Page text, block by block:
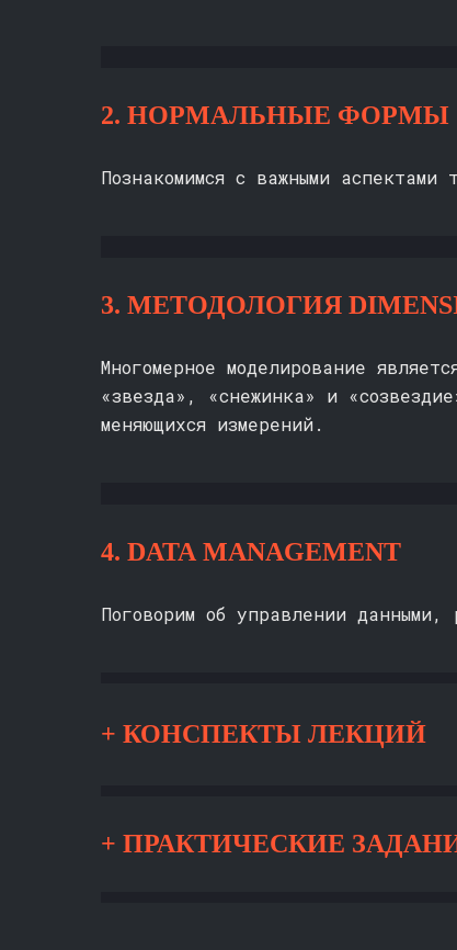
2. НОРМАЛЬНЫЕ ФОРМЫ
Познакомимся с важными
3. МЕТОДОЛОГИЯ
Многомерное моделирование
«звезда», «снежинка» и
меняющихся измерений.
4. DATA MANAGEMENT
Поговорим об управлении
+ КОНСПЕКТЫ ЛЕКЦИЙ
+ ПРАКТИЧЕСКИЕ
ПОЯВИЛИСЬ